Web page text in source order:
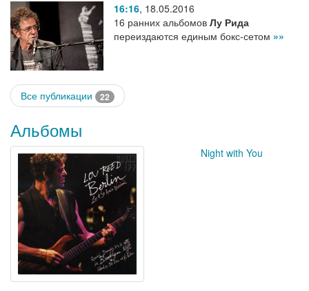
16:16, 18.05.2016
16 ранних альбомов Лу Рида
переиздаются единым бокс-сетом »»
Все публикации 22
Альбомы
Night with You